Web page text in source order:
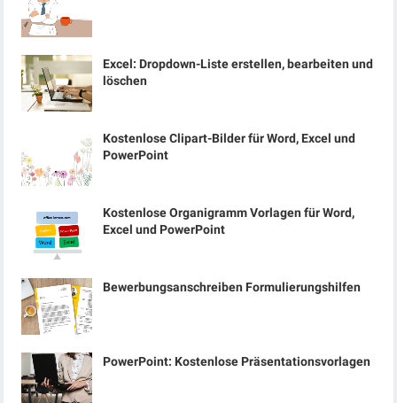
Excel: Dropdown-Liste erstellen, bearbeiten und
löschen
Kostenlose Clipart-Bilder für Word, Excel und
PowerPoint
Kostenlose Organigramm Vorlagen für Word,
Excel und PowerPoint
Bewerbungsanschreiben Formulierungshilfen
PowerPoint: Kostenlose Präsentationsvorlagen